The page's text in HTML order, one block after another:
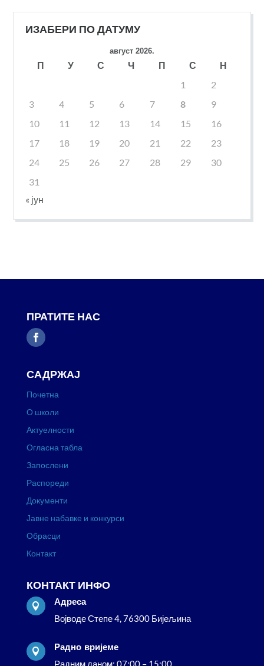
ИЗАБЕРИ ПО ДАТУМУ
август 2026.
П У С Ч П С
Н
1
2
3
4 5 6 7 8
9
10
11 12 13 14 15
16
17
18 19 20 21 22
23
24
25 26 27 28 29
30
31
« јун
ПРАТИТЕ НАС
САДРЖАЈ
Почетна
О школи
Актуелности
Огласна табла
Запослени
Распореди
Документи
Јавне набавке и конкурси
Обрасци
Контакт
КОНТАКТ ИНФО

Адреса
Војводе Степе 4, 76300 Бијељина

Радно вријеме